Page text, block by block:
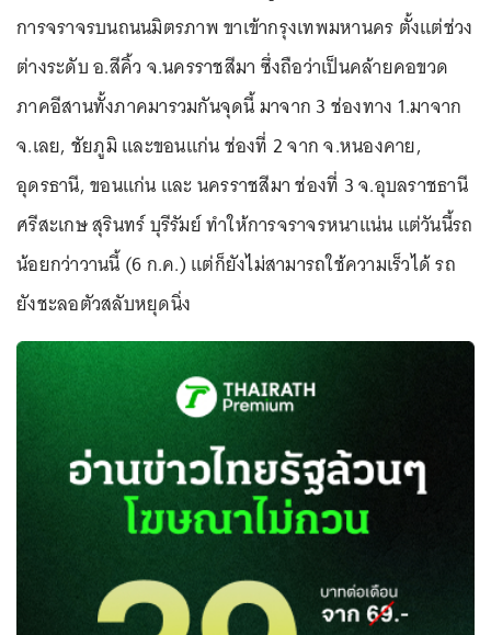
การจราจรบนถนนมิตรภาพ ขาเข้ากรุงเทพมหานคร ตั้งแต่ช่วง
ต่างระดับ อ.สีคิ้ว จ.นครราชสีมา ซึ่งถือว่าเป็นคล้ายคอขวด
ภาคอีสานทั้งภาคมารวมกันจุดนี้ มาจาก 3 ช่องทาง 1.มาจาก
จ.เลย, ชัยภูมิ และขอนแก่น ช่องที่ 2 จาก จ.หนองคาย,
อุดรธานี, ขอนแก่น และ นครราชสีมา ช่องที่ 3 จ.อุบลราชธานี
ศรีสะเกษ สุรินทร์ บุรีรัมย์ ทำให้การจราจรหนาแน่น แต่วันนี้รถ
น้อยกว่าวานนี้ (6 ก.ค.) แต่ก็ยังไม่สามารถใช้ความเร็วได้ รถ
ยังชะลอตัวสลับหยุดนิ่ง